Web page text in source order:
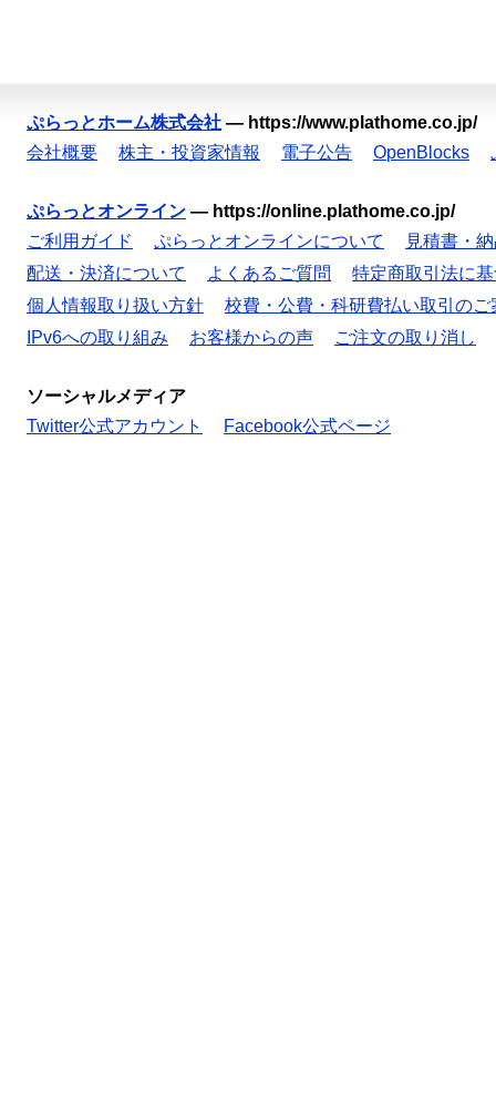
ぷらっとホーム株式会社 — https://www.plathome.co.jp/
会社概要
株主・投資家情報 電子公告 OpenBlocks
ぷらっとオンライン — https://online.plathome.co.jp/
ご利用ガイド
ぷらっとオンラインについて
見積書・
配送・決済について
よくあるご質問
特定商取引法に
個人情報取り扱い方針
校費・公費・科研費払い取引のご
IPv6への取り組み
お客様からの声 ご注文の取り消し
ソーシャルメディア
Twitter公式アカウント
Facebook公式ページ